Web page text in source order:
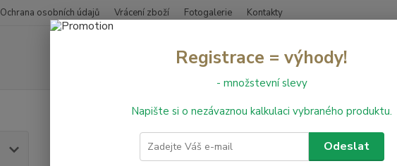
Ochrana osobních údajů Vrácení zboží Fotogalerie Kontakty
Hledat
Lepidla na vinylové podlahy
Lepidla na vinylové podlahy
Registrace = výhody!
- množstevní slevy
Napište si o nezávaznou kalkulaci vybraného produktu.
Odeslat